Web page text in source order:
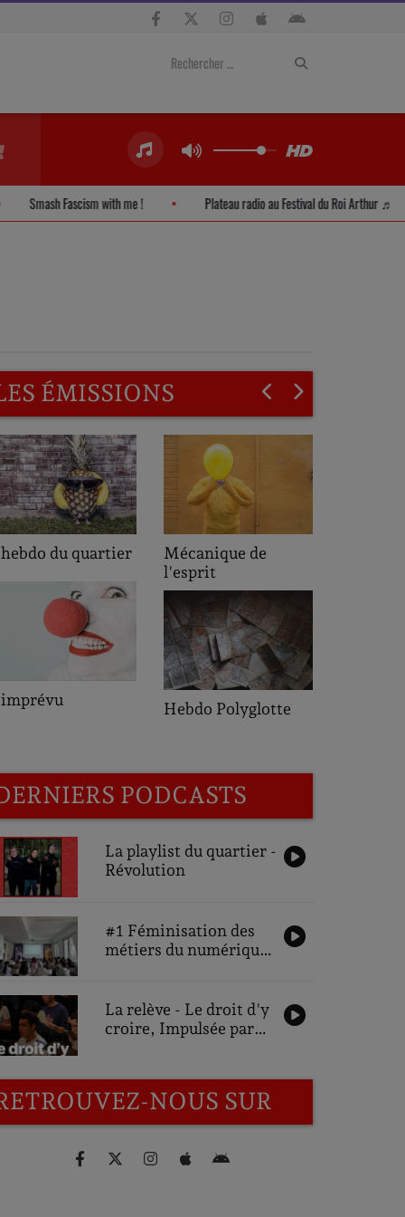
Smash Fascism with me ! Plateau radio au Festival du Roi
ÉMISSIONS
de
Polyglotte
L'heure de pointe
Saveurs des
Quartiers
PODCASTS
La playlist du quartier -
Révolution
#1 Féminisation des
métiers du numérique,
des participantes
La relève - Le droit d'y
croire, Impulsée par
NOUS SUR